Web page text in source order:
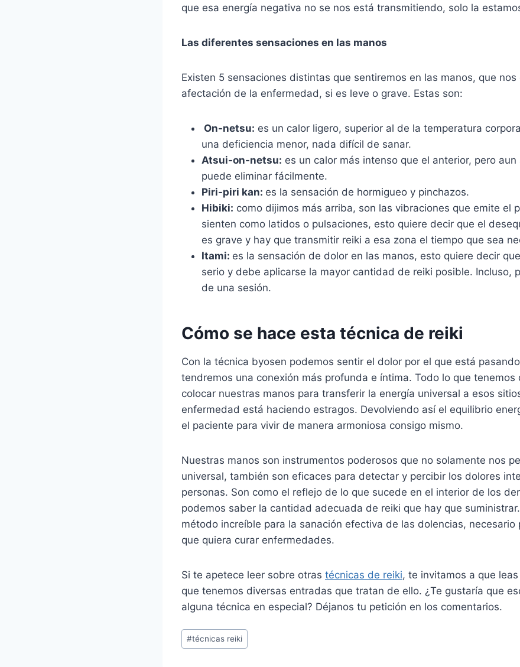
que esa energía negativa no se nos está transmitiendo, solo la
Las diferentes sensaciones en las manos
Existen 5 sensaciones distintas que sentiremos en las manos, que
afectación de la enfermedad, si es leve o grave. Estas son:
On-netsu: es un calor ligero, superior al de la temperatura
una deficiencia menor, nada difícil de sanar.
Atsui-on-netsu: es un calor más intenso que el anterior, pero
puede eliminar fácilmente.
Piri-piri kan: es la sensación de hormigueo y pinchazos.
Hibiki: como dijimos más arriba, son las vibraciones que emite el
sienten como latidos o pulsaciones, esto quiere decir que el
es grave y hay que transmitir reiki a esa zona el tiempo que sea
Itami: es la sensación de dolor en las manos, esto quiere decir
serio y debe aplicarse la mayor cantidad de reiki posible. Incluso,
de una sesión.
Cómo se hace esta técnica de reiki
Con la técnica byosen podemos sentir el dolor por el que está
tendremos una conexión más profunda e íntima. Todo lo que tenemos
colocar nuestras manos para transferir la energía universal a esos
enfermedad está haciendo estragos. Devolviendo así el equilibrio
el paciente para vivir de manera armoniosa consigo mismo.
Nuestras manos son instrumentos poderosos que no solamente nos
universal, también son eficaces para detectar y percibir los dolores
personas. Son como el reflejo de lo que sucede en el interior de los
podemos saber la cantidad adecuada de reiki que hay que
método increíble para la sanación efectiva de las dolencias, necesario
que quiera curar enfermedades.
Si te apetece leer sobre otras técnicas de reiki, te invitamos a que
que tenemos diversas entradas que tratan de ello. ¿Te gustaría que
alguna técnica en especial? Déjanos tu petición en los comentarios.
Etiquetas
de
#técnicas reiki